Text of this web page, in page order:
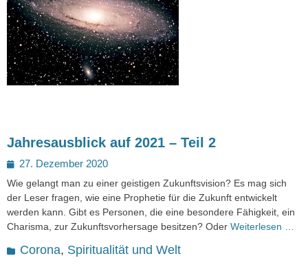
Jahresausblick auf 2021 – Teil 2
Posted
on
27. Dezember 2020
Wie gelangt man zu einer geistigen Zukunftsvision? Es mag sich
der Leser fragen, wie eine Prophetie für die Zukunft entwickelt
werden kann. Gibt es Personen, die eine besondere Fähigkeit, ein
Charisma, zur Zukunftsvorhersage besitzen? Oder Weiterlesen …
Kategorien
Corona, Spiritualität und Welt